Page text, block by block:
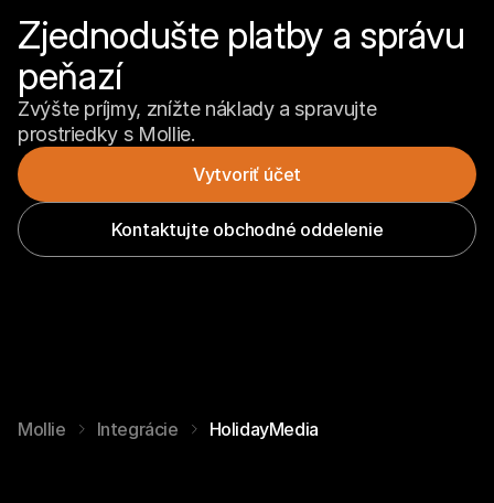
Zjednodušte platby a správu
peňazí
Zvýšte príjmy, znížte náklady a spravujte
prostriedky s Mollie.
Vytvoriť účet
Kontaktujte obchodné oddelenie
Mollie Integrácie HolidayMedia